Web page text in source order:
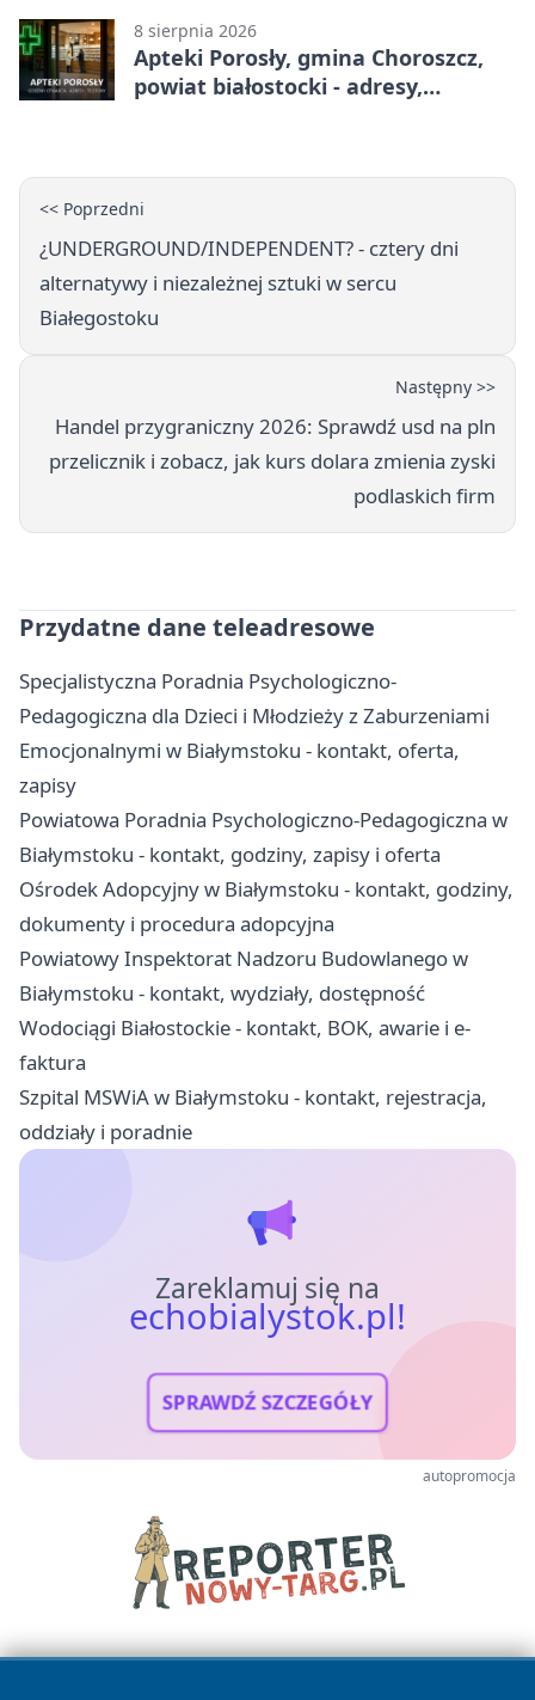
8 sierpnia 2026
Apteki Porosły, gmina Choroszcz,
powiat białostocki - adresy,
<< Poprzedni
¿UNDERGROUND/INDEPENDENT? - cztery dni
alternatywy i niezależnej sztuki w sercu
Białegostoku
Następny >>
Handel przygraniczny 2026: Sprawdź usd na pln
przelicznik i zobacz, jak kurs dolara zmienia zyski
podlaskich firm
Przydatne dane teleadresowe
Specjalistyczna Poradnia Psychologiczno-
Pedagogiczna dla Dzieci i Młodzieży z Zaburzeniami
Emocjonalnymi w Białymstoku - kontakt, oferta,
zapisy
Powiatowa Poradnia Psychologiczno-Pedagogiczna w
Białymstoku - kontakt, godziny, zapisy i oferta
Ośrodek Adopcyjny w Białymstoku - kontakt, godziny,
dokumenty i procedura adopcyjna
Powiatowy Inspektorat Nadzoru Budowlanego w
Białymstoku - kontakt, wydziały, dostępność
Wodociągi Białostockie - kontakt, BOK, awarie i e-
faktura
Szpital MSWiA w Białymstoku - kontakt, rejestracja,
oddziały i poradnie
Zareklamuj się na
echobialystok.pl!
SPRAWDŹ SZCZEGÓŁY
autopromocja